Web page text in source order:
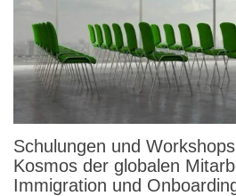
Schulungen und
Kosmos der globalen
Immigration und